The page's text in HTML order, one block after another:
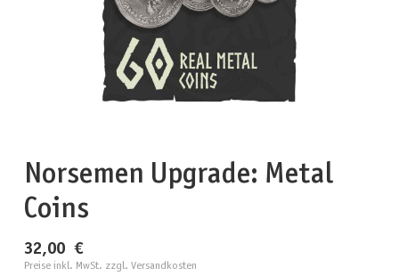
Norsemen Upgrade: Metal
Coins
32,00 €
Preise inkl. MwSt. zzgl. Versandkosten